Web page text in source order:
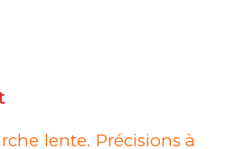
Précisions à